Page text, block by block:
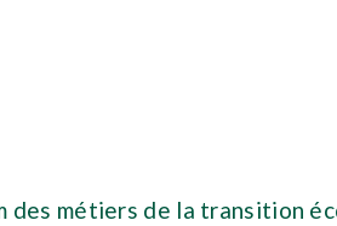
des métiers de la transition